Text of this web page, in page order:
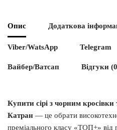
Опис Додаткова
Viber/WatsApp Telegram
Вайбер/Ватсап Відгуки
Купити сірі з чорним кросівки
Катран — це обрати
преміального класу «ТОП+» від